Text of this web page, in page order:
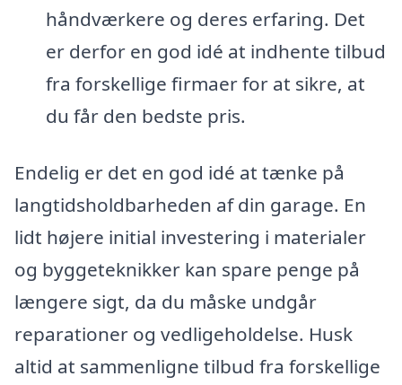
håndværkere og deres erfaring. Det
er derfor en god idé at indhente tilbud
fra forskellige firmaer for at sikre, at
du får den bedste pris.
Endelig er det en god idé at tænke på
langtidsholdbarheden af din garage. En
lidt højere initial investering i materialer
og byggeteknikker kan spare penge på
længere sigt, da du måske undgår
reparationer og vedligeholdelse. Husk
altid at sammenligne tilbud fra forskellige